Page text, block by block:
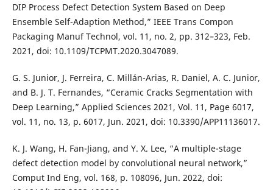
DIP Process Defect Detection System Based on Deep
Ensemble Self-Adaption Method,” IEEE Trans Compon
Packaging Manuf Technol, vol. 11, no. 2, pp. 312–323, Feb.
2021, doi: 10.1109/TCPMT.2020.3047089.
G. S. Junior, J. Ferreira, C. Millán-Arias, R. Daniel, A. C. Junior,
and B. J. T. Fernandes, “Ceramic Cracks Segmentation with
Deep Learning,” Applied Sciences 2021, Vol. 11, Page 6017,
vol. 11, no. 13, p. 6017, Jun. 2021, doi: 10.3390/APP11136017.
K. J. Wang, H. Fan-Jiang, and Y. X. Lee, “A multiple-stage
defect detection model by convolutional neural network,”
Comput Ind Eng, vol. 168, p. 108096, Jun. 2022, doi: